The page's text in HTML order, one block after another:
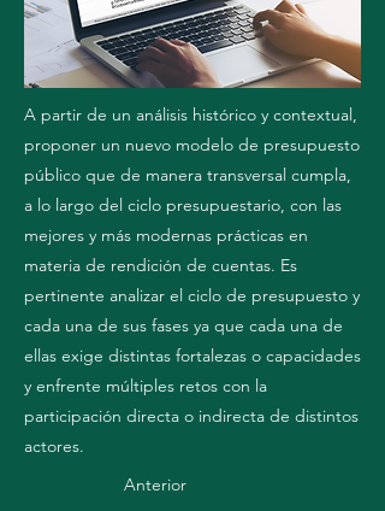
A partir de un análisis histórico y contextual,
proponer un nuevo modelo de presupuesto
público que de manera transversal cumpla,
a lo largo del ciclo presupuestario, con las
mejores y más modernas prácticas en
materia de rendición de cuentas. Es
pertinente analizar el ciclo de presupuesto y
cada una de sus fases ya que cada una de
ellas exige distintas fortalezas o capacidades
y enfrente múltiples retos con la
participación directa o indirecta de distintos
actores.
Anterior